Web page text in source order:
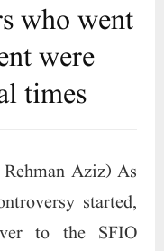
who went
were
times
Aziz) As
started,
to the SFIO